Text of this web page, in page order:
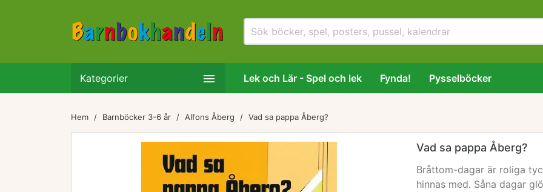
Kategorier  Lek och Lär - Spel och lek Fynda! Pysselböcker
Hem Barnböcker 3-6 år Alfons Åberg Vad sa pappa Åberg?
Vad sa pappa Åberg?
Bråttom-dagar är roliga
hinnas med. Såna dagar